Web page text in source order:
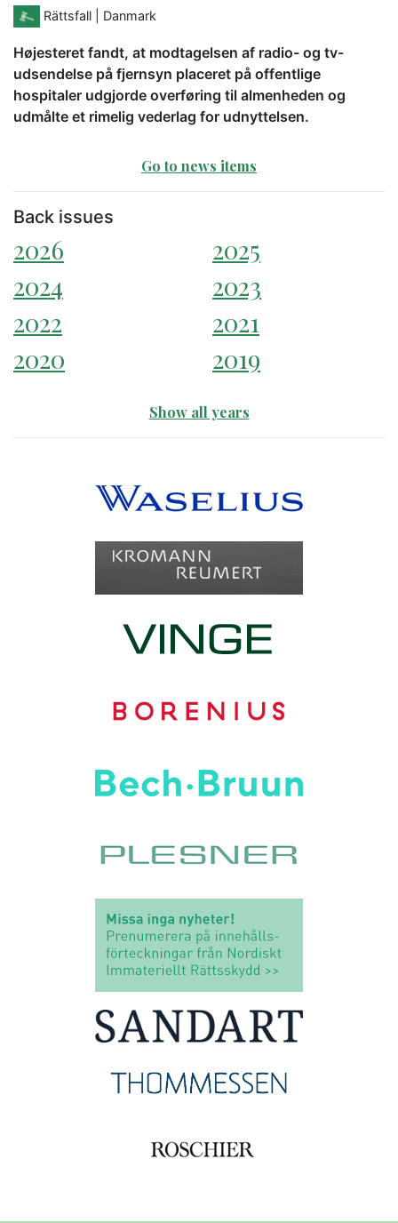
Rättsfall | Danmark
Højesteret fandt, at modtagelsen af radio- og tv-
udsendelse på fjernsyn placeret på offentlige
hospitaler udgjorde overføring til almenheden og
udmålte et rimelig vederlag for udnyttelsen.
Go to news items
Back issues
2026
2025
2024
2023
2022
2021
2020
2019
Show all years